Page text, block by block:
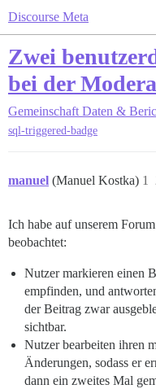
Discourse Meta
Zwei
bei der
Gemeinschaft Daten &
sql-triggered-badge
manuel (Manuel Kostka) 1
Ich habe auf unserem
beobachtet:
Nutzer markieren einen
empfinden, und
der Beitrag zwar
sichtbar.
Nutzer bearbeiten ihren
Änderungen, sodass er
dann ein zweites Mal